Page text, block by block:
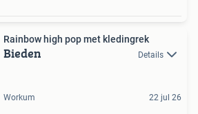
Rainbow high pop met kledingrek
Bieden Details
Workum 22 jul 26